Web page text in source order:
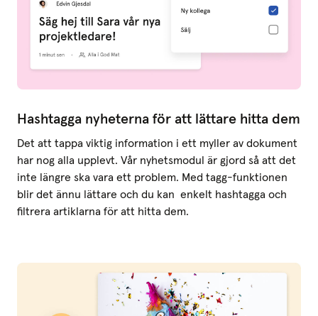
Hashtagga nyheterna för att lättare hitta dem
Det att tappa viktig information i ett myller av dokument
har nog alla upplevt. Vår nyhetsmodul är gjord så att det
inte längre ska vara ett problem. Med tagg-funktionen
blir det ännu lättare och du kan enkelt hashtagga och
filtrera artiklarna för att hitta dem.